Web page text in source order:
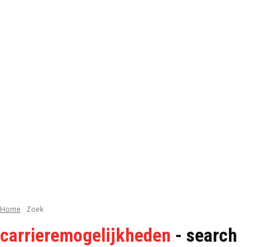
Home Zoek
carrieremogelijkheden - search